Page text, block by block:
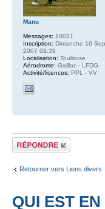
Manu
Messages: 10031
Inscription: Dimanche 16
2007 09:39
Localisation: Toulouse
Aérodrome: Gaillac - LFDG
Activité/licences: PPL - VV
Répondre
Retourner vers Liens divers
QUI EST